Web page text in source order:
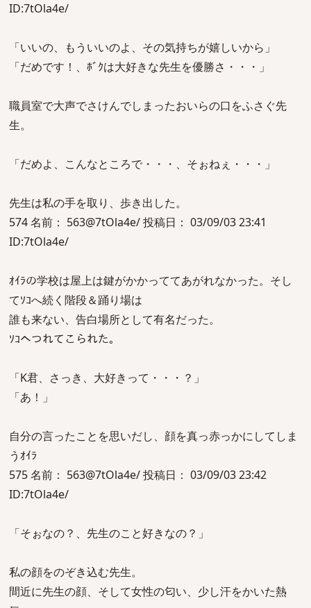
ID:7tOla4e/
「いいの、もういいのよ、その気持ちが嬉しいから」
「だめです！、ﾎﾞｸは大好きな先生を優勝さ・・・」
職員室で大声でさけんでしまったおいらの口をふさぐ先
生。
「だめよ、こんなところで・・・、そぉねぇ・・・」
先生は私の手を取り、歩き出した。
574 名前： 563@7tOla4e/ 投稿日： 03/09/03 23:41
ID:7tOla4e/
ｵｲﾗの学校は屋上は鍵がかかっててあがれなかった。そし
てｿｺへ続く階段＆踊り場は
誰も来ない、告白場所として有名だった。
ｿｺへつれてこられた。
「K君、さっき、大好きって・・・？」
「あ！」
自分の言ったことを思いだし、顔を真っ赤っかにしてしま
うｵｲﾗ
575 名前： 563@7tOla4e/ 投稿日： 03/09/03 23:42
ID:7tOla4e/
「そぉなの？、先生のこと好きなの？」
私の顔をのぞき込む先生。
間近に先生の顔、そして女性の匂い、少し汗をかいた熱